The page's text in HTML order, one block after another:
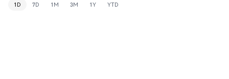
1D 7D 1M 3M 1Y YTD